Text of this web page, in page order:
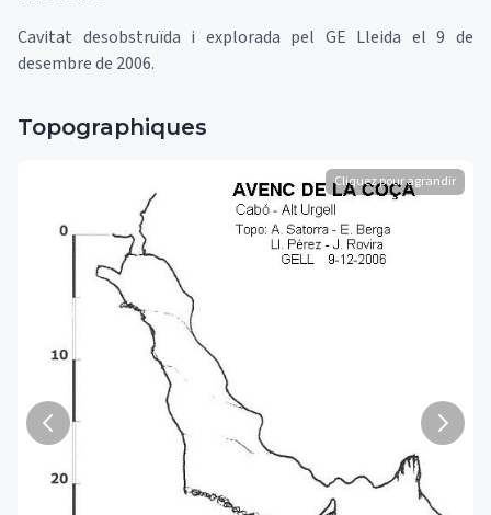
Cavitat desobstruïda i explorada pel GE Lleida el 9 de
desembre de 2006.
Topographiques
Cliquez pour agrandir